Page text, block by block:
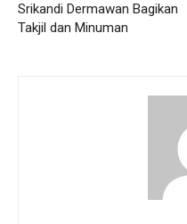
Srikandi Dermawan Bagikan
Takjil dan Minuman